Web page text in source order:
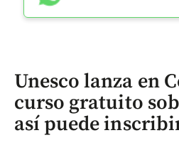
Unesco lanza en
curso gratuito
así puede